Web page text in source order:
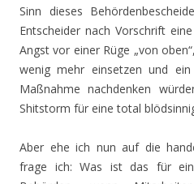
Sinn dieses
Entscheider nach Vorschrift
Angst vor einer Rüge „von
wenig mehr einsetzen und
Maßnahme nachdenken
Shitstorm für eine total
Aber ehe ich nun auf die
frage ich: Was ist das für